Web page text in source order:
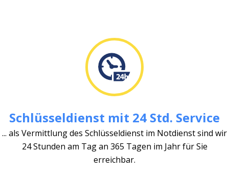
Schlüsseldienst mit 24 Std. Service
... als Vermittlung des Schlüsseldienst im Notdienst sind wir
24 Stunden am Tag an 365 Tagen im Jahr für Sie
erreichbar.